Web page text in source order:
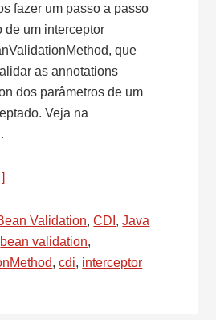
fazer um passo a passo
de um interceptor
que
as annotations
dos parâmetros de um
Veja na
–
Criando
o
Validation,CDI ,Java
bean validation,
,cdi, interceptor